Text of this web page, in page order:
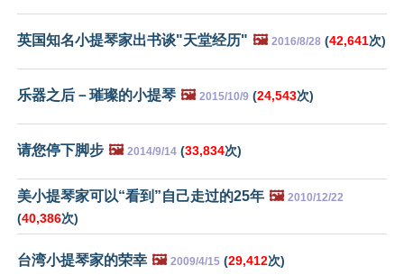
英国知名小提琴家出书谈"天堂经历" 🖼️ 2016/8/28 (42,641次)
乐器之后－璀璨的小提琴 🖼️ 2015/10/9 (24,543次)
请您停下脚步 🖼️ 2014/9/14 (33,834次)
美小提琴家可以“看到”自己走过的25年 🖼️ 2010/12/22
(40,386次)
台湾小提琴家的荣幸 🖼️ 2009/4/15 (29,412次)